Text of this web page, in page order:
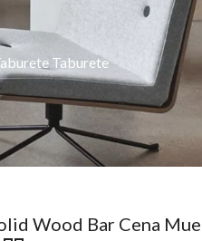
Taburete
Wood Bar Cena